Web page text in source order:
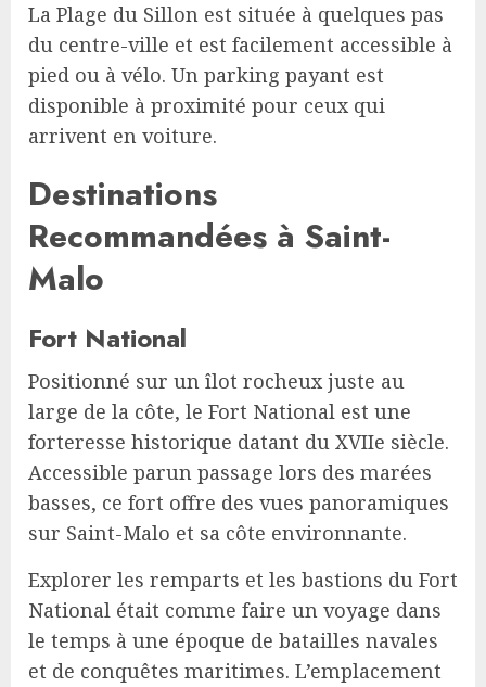
La Plage du Sillon est située à quelques pas
du centre-ville et est facilement accessible à
pied ou à vélo. Un parking payant est
disponible à proximité pour ceux qui
arrivent en voiture.
Destinations
Recommandées à Saint-
Malo
Fort National
Positionné sur un îlot rocheux juste au
large de la côte, le Fort National est une
forteresse historique datant du XVIIe siècle.
Accessible parun passage lors des marées
basses, ce fort offre des vues panoramiques
sur Saint-Malo et sa côte environnante.
Explorer les remparts et les bastions du Fort
National était comme faire un voyage dans
le temps à une époque de batailles navales
et de conquêtes maritimes. L’emplacement